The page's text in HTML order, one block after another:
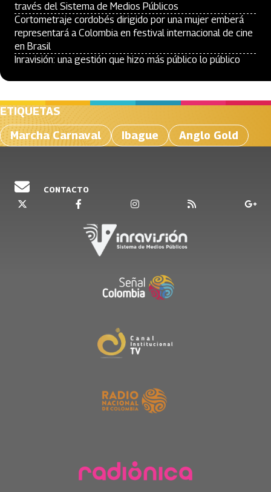
través del Sistema de Medios Públicos
Cortometraje cordobés dirigido por una mujer emberá
representará a Colombia en festival internacional de cine
en Brasil
Inravisión: una gestión que hizo más público lo público
ETIQUETAS
Marcha Carnaval
Ibague Anglo Gold
CONTACTO